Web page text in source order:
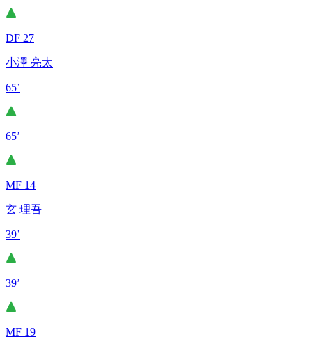
DF 27
小澤 亮太
65’
65’
MF 14
玄 理吾
39’
39’
MF 19